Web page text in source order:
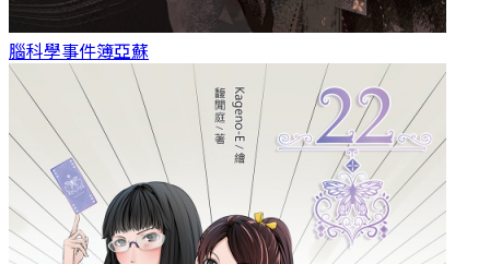
腦科學事件簿亞蘇